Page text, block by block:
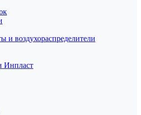
и воздухораспределители
Инпласт